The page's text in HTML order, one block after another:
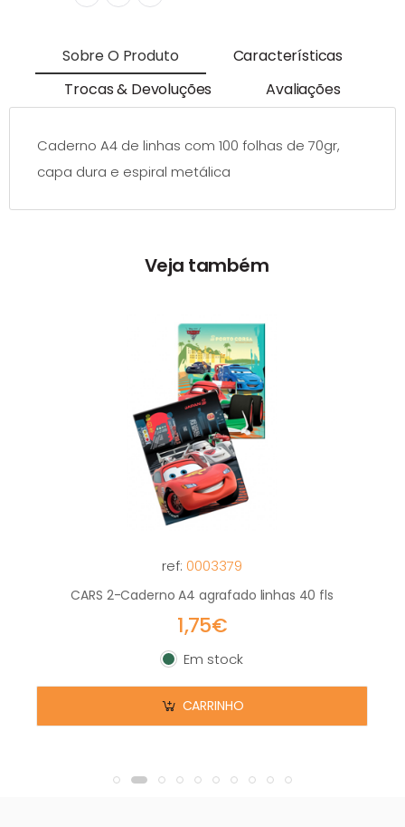
Sobre O Produto
Características
Trocas & Devoluções
Avaliações
Caderno A4 de linhas com 100 folhas de 70gr,
capa dura e espiral metálica
Veja também
ref: 0003379
CARS 2-Caderno A4 agrafado linhas 40 fls
1,75€
Em stock
Em stock
CARRINHO